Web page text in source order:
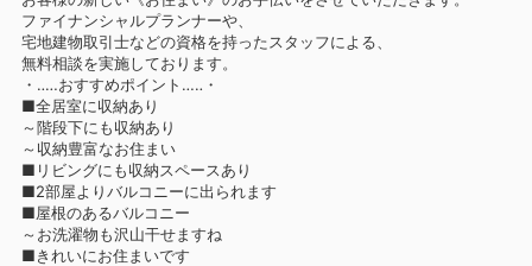
ファイナンシャルプランナーや、
宅地建物取引士などの資格を持ったスタッフによる、
無料相談を実施しております。
・‥…おすすめポイント…‥・
■全居室に収納あり
～階段下にも収納あり
～収納豊富なお住まい
■リビングにも収納スペースあり
■2部屋よりバルコニーに出られます
■屋根のあるバルコニー
～お洗濯物も沢山干せますね
■きれいにお住まいです